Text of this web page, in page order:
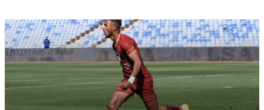
δώοσυν το παρών τους στην απογευματινή προπόνηση
της ομάδας.